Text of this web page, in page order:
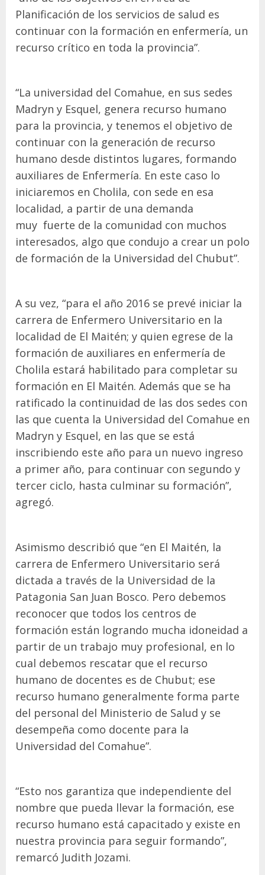
Planificación de los servicios de salud es
continuar con la formación en enfermería, un
recurso crítico en toda la provincia”.
“La universidad del Comahue, en sus sedes
Madryn y Esquel, genera recurso humano
para la provincia, y tenemos el objetivo de
continuar con la generación de recurso
humano desde distintos lugares, formando
auxiliares de Enfermería. En este caso lo
iniciaremos en Cholila, con sede en esa
localidad, a partir de una demanda
muy fuerte de la comunidad con muchos
interesados, algo que condujo a crear un polo
de formación de la Universidad del Chubut”.
A su vez, “para el año 2016 se prevé iniciar la
carrera de Enfermero Universitario en la
localidad de El Maitén; y quien egrese de la
formación de auxiliares en enfermería de
Cholila estará habilitado para completar su
formación en El Maitén. Además que se ha
ratificado la continuidad de las dos sedes con
las que cuenta la Universidad del Comahue en
Madryn y Esquel, en las que se está
inscribiendo este año para un nuevo ingreso
a primer año, para continuar con segundo y
tercer ciclo, hasta culminar su formación”,
agregó.
Asimismo describió que “en El Maitén, la
carrera de Enfermero Universitario será
dictada a través de la Universidad de la
Patagonia San Juan Bosco. Pero debemos
reconocer que todos los centros de
formación están logrando mucha idoneidad a
partir de un trabajo muy profesional, en lo
cual debemos rescatar que el recurso
humano de docentes es de Chubut; ese
recurso humano generalmente forma parte
del personal del Ministerio de Salud y se
desempeña como docente para la
Universidad del Comahue”.
“Esto nos garantiza que independiente del
nombre que pueda llevar la formación, ese
recurso humano está capacitado y existe en
nuestra provincia para seguir formando”,
remarcó Judith Jozami.